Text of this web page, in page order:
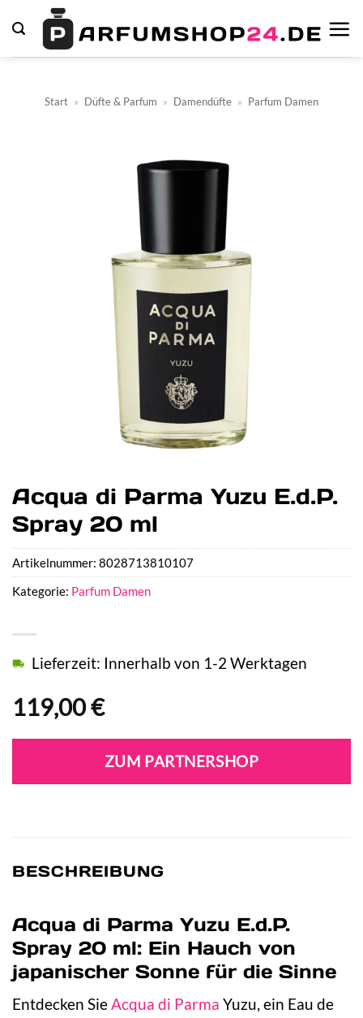
Inhalt
springen
Start » Düfte & Parfum » Damendüfte » Parfum Damen
Acqua di Parma Yuzu E.d.P.
Spray 20 ml
119,00€
Lieferzeit: Innerhalb von 1-2 Werktagen
ZUM PARTNERSHOP
Artikelnummer: 8028713810107
Kategorie: Parfum Damen
BESCHREIBUNG
Acqua di Parma Yuzu E.d.P.
Spray 20 ml: Ein Hauch von
japanischer Sonne für die Sinne
Entdecken SieAcqua di Parma Yuzu, ein Eau de